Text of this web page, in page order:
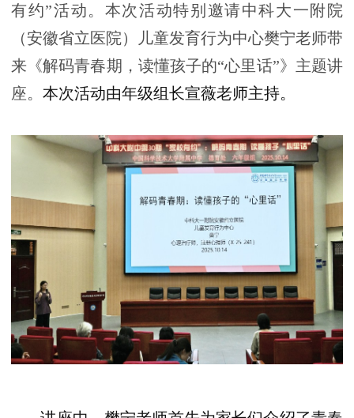
有约”活动。本次活动特别邀请中科大一附院
（安徽省立医院）儿童发育行为中心樊宁老师带
来《解码青春期，读懂孩子的“心里话”》主题讲
座。 本次活动由年级组长宣薇老师主持。